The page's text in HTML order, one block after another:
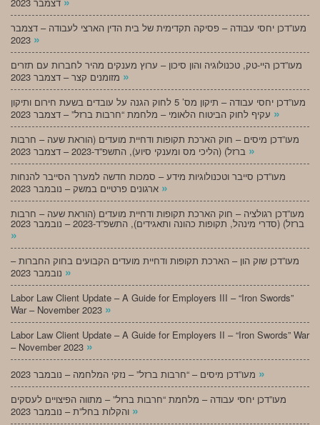
מעו”דכן יחסי עבודה – פסיקה תקדימית של בית הדין הארצי לעבודה – דצמבר
»
מעו”דכן היי-טק, טכנולוגיה והון סיכון – ערוץ מענקים מהיר לחברות עם תזרים
»
מעו”דכן יחסי עבודה – תיקון מס’ 5 לחוק הגנה על עובדים בשעת חירום ותיקון
»
מעו”דכן מיסים – חוק הארכת תקופות ודחיית מועדים (הוראת שעה – חרבות
»
מעו”דכן סייבר וטכנולוגיות מידע – סמכות חדשה למערך הסייבר להנחות
»
מעו”דכן רגולציה – חוק הארכת תקופות ודחיית מועדים (הוראת שעה – חרבות
ברזל) (סדרי מינהל, תקופות כהונה ותאגידים), התשפ”ד-2023 – נובמבר 2023
»
מעו”דכן שוק הון – הארכת תקופות ודחיית מועדים הקבועים בחוק החברות –
»
Labor Law Client Update – A Guide for Employers III – “Iron Swords”
War – November 2023 »
Labor Law Client Update – A Guide for Employers II – “Iron Swords” War
– November 2023 »
»
מעו”דכן יחסי עבודה – מלחמת “חרבות ברזל” – מתווה הפיצויים לעסקים
»